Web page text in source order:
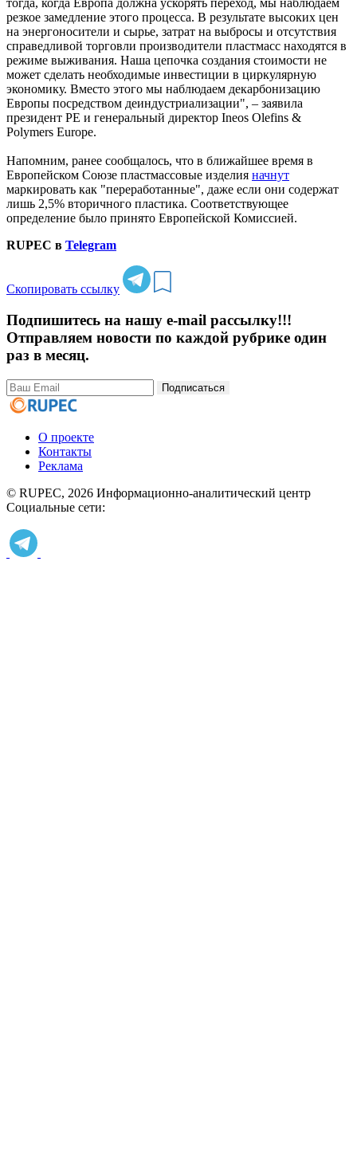
тогда, когда Европа должна ускорять переход, мы наблюдаем
резкое замедление этого процесса. В результате высоких цен
на энергоносители и сырье, затрат на выбросы и отсутствия
справедливой торговли производители пластмасс находятся в
режиме выживания. Наша цепочка создания стоимости не
может сделать необходимые инвестиции в циркулярную
экономику. Вместо этого мы наблюдаем декарбонизацию
Европы посредством деиндустриализации", – заявила
президент PE и генеральный директор Ineos Olefins &
Polymers Europe.
Напомним, ранее сообщалось, что в ближайшее время в
Европейском Союзе пластмассовые изделия начнут
маркировать как "переработанные", даже если они содержат
лишь 2,5% вторичного пластика. Соответствующее
определение было принято Европейской Комиссией.
RUPEC в Telegram
Скопировать ссылку
Подпишитесь на нашу e-mail рассылку!!!
Отправляем новости по каждой рубрике один
раз в месяц.
Подписаться
О проекте
Контакты
Реклама
© RUPEC, 2026 Информационно-аналитический центр
Социальные сети: